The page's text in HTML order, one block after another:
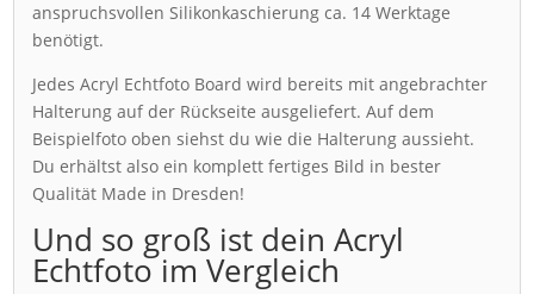
anspruchsvollen Silikonkaschierung ca. 14 Werktage
benötigt.
Jedes Acryl Echtfoto Board wird bereits mit angebrachter
Halterung auf der Rückseite ausgeliefert. Auf dem
Beispielfoto oben siehst du wie die Halterung aussieht.
Du erhältst also ein komplett fertiges Bild in bester
Qualität Made in Dresden!
Und so groß ist dein Acryl
Echtfoto im Vergleich